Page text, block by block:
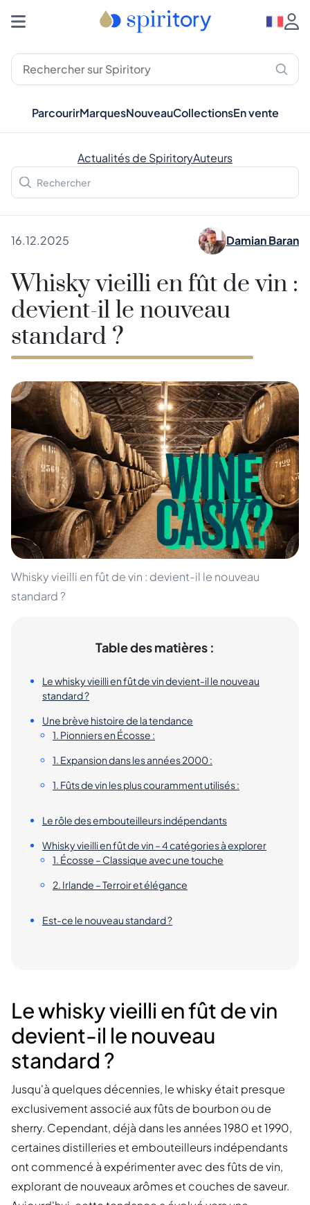
ParcourirMarquesNouveauCollectionsEn vente
Actualités de SpiritoryAuteurs
16.12.2025 Damian Baran
Whisky vieilli en fût de vin :
devient-il le nouveau
standard ?
Whisky vieilli en fût de vin : devient-il le nouveau
standard ?
Table des matières :
Le whisky vieilli en fût de vin devient-il le nouveau
standard ?
Une brève histoire de la tendance
1. Pionniers en Écosse :
1. Expansion dans les années 2000 :
1. Fûts de vin les plus couramment utilisés :
Le rôle des embouteilleurs indépendants
Whisky vieilli en fût de vin – 4 catégories à explorer
1. Écosse – Classique avec une touche
2. Irlande – Terroir et élégance
Est-ce le nouveau standard ?
Le whisky vieilli en fût de vin
devient-il le nouveau
standard ?
Jusqu'à quelques décennies, le whisky était presque
exclusivement associé aux fûts de bourbon ou de
sherry. Cependant, déjà dans les années 1980 et 1990,
certaines distilleries et embouteilleurs indépendants
ont commencé à expérimenter avec des fûts de vin,
explorant de nouveaux arômes et couches de saveur.